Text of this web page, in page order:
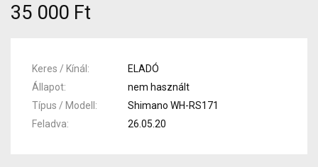
35 000 Ft
Keres / Kínál
ELADÓ
Állapot
nem használt
Típus / Modell
Shimano WH-RS171
Feladva
26.05.20